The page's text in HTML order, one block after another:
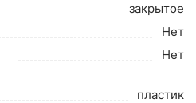
закрытое
Нет
Нет
пластик